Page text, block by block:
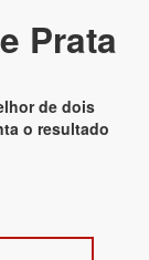
Prata
de dois
o resultado